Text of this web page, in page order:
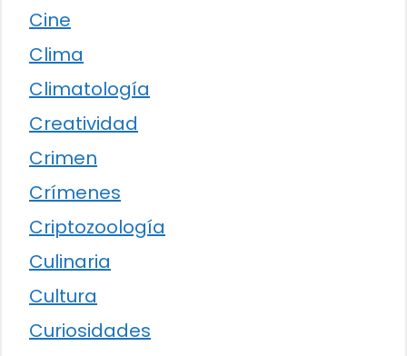
Cine
Clima
Climatología
Creatividad
Crimen
Crímenes
Criptozoología
Culinaria
Cultura
Curiosidades